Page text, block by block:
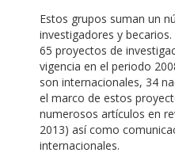
Estos grupos suman un
investigadores y
65 proyectos de
vigencia en el periodo
son internacionales, 34
el marco de estos
numerosos artículos en
2013) así como
internacionales.